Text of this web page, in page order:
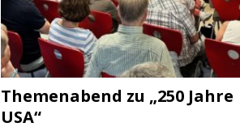
Themenabend zu „250 Jahre
USA“